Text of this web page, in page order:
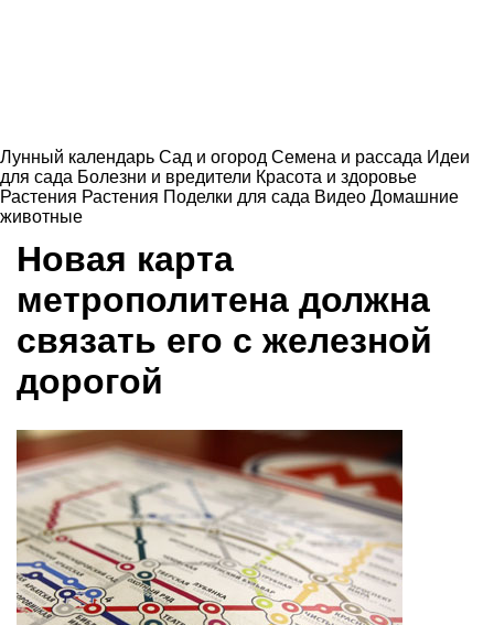
Лунный календарь Сад и огород Семена и рассада Идеи
для сада Болезни и вредители Красота и здоровье
Растения Растения Поделки для сада Видео Домашние
животные
Новая карта
метрополитена должна
связать его с железной
дорогой